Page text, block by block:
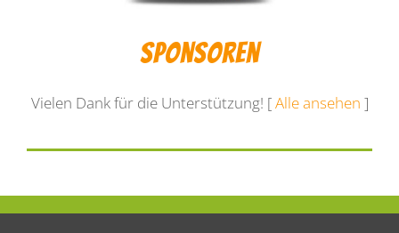
Sponsoren
Vielen Dank für die Unterstützung! [Alle ansehen ]